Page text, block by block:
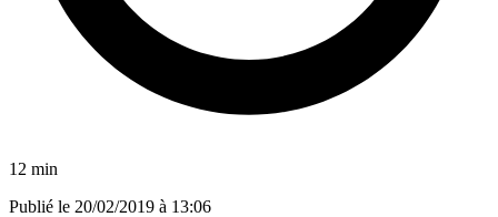
12 min
Publié le 20/02/2019 à 13:06